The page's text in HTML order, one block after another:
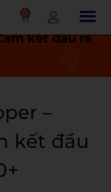
0
IELTS
Khóa
kết đầu ra
–
kết đầu